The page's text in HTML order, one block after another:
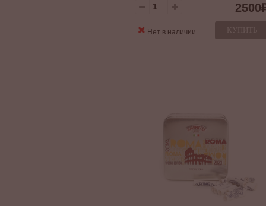
2500
КУПИТЬ
Нет в наличии